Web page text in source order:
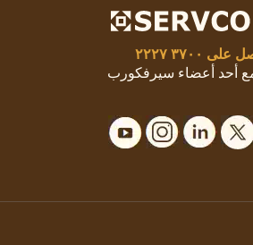
على ٣٧٠٠ ٢٢٢٧
أحد أعضاء سيرفكورب